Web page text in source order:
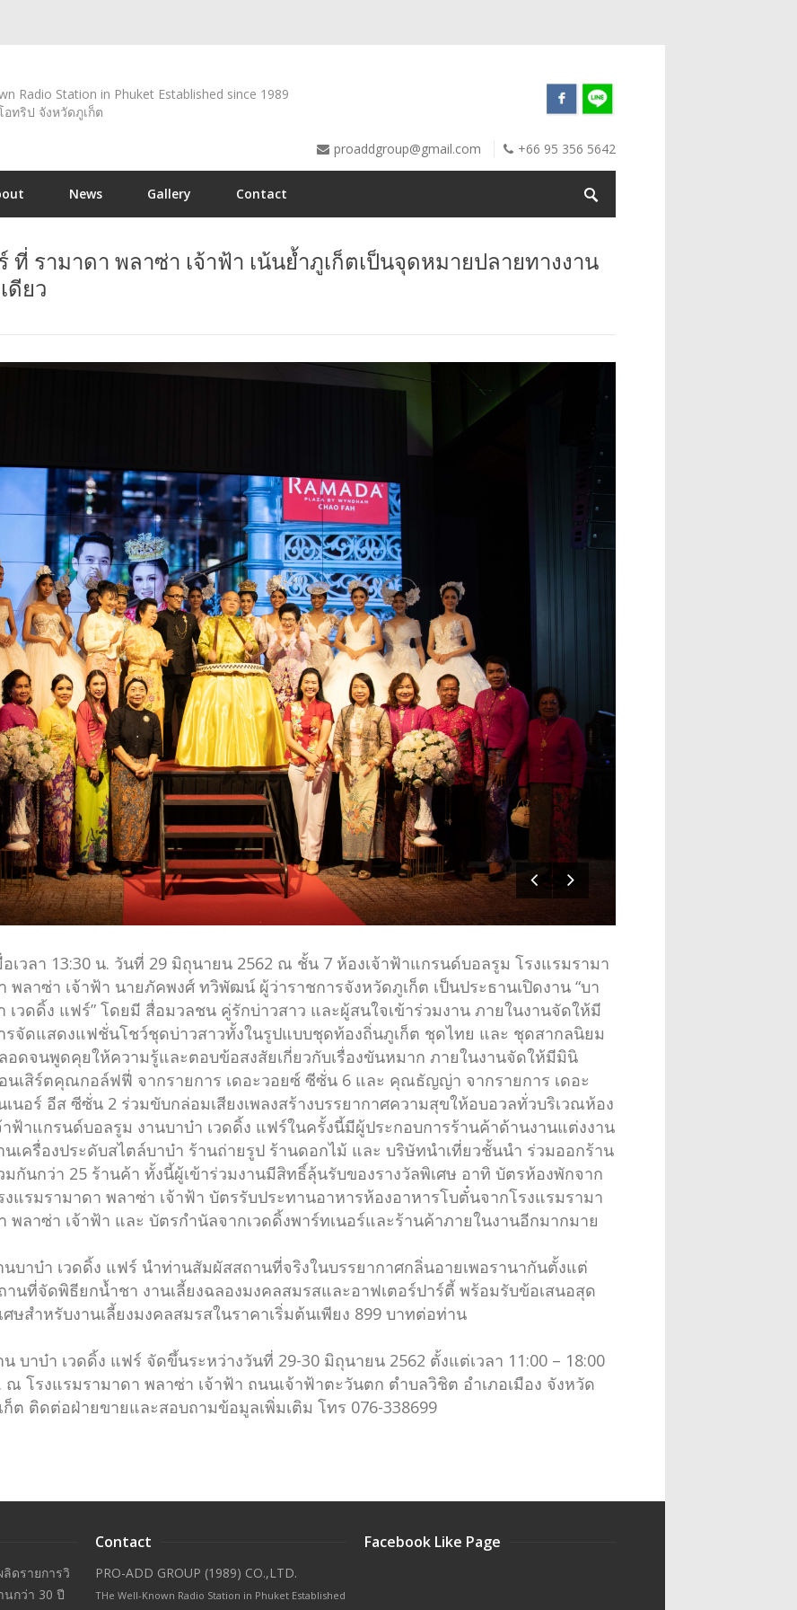
Radio Station in Phuket Established since 1989
ทริป จังหวัดภูเก็ต
proaddgroup@gmail.com +66 95 356 5642
News Gallery Contact
ที่ รามาดา พลาซ่า เจ้าฟ้า เน้นย้ำภูเก็ตเป็นจุดหมายปลายทางงาน
ดียว
อเวลา 13:30 น. วันที่ 29 มิถุนายน 2562 ณ ชั้น 7 ห้องเจ้าฟ้าแกรนด์บอลรูม โรงแรมรามา
พลาซ่า เจ้าฟ้า นายภัคพงศ์ ทวิพัฒน์ ผู้ว่าราชการจังหวัดภูเก็ต เป็นประธานเปิดงาน “บา
เวดดิ้ง แฟร์” โดยมี สื่อมวลชน คู่รักบ่าวสาว และผู้สนใจเข้าร่วมงาน ภายในงานจัดให้มี
รจัดแสดงแฟชั่นโชว์ชุดบ่าวสาวทั้งในรูปแบบชุดท้องถิ่นภูเก็ต ชุดไทย และ ชุดสากลนิยม
อดจนพูดคุยให้ความรู้และตอบข้อสงสัยเกี่ยวกับเรื่องขันหมาก ภายในงานจัดให้มีมินิ
นเสิร์ตคุณกอล์ฟฟี่ จากรายการ เดอะวอยซ์ ซีซั่น 6 และ คุณธัญญ่า จากรายการ เดอะ
เนอร์ อีส ซีซั่น 2 ร่วมขับกล่อมเสียงเพลงสร้างบรรยากาศความสุขให้อบอวลทั่วบริเวณห้อง
าฟ้าแกรนด์บอลรูม งานบาบ๋า เวดดิ้ง แฟร์ในครั้งนี้มีผู้ประกอบการร้านค้าด้านงานแต่งงาน
นเครื่องประดับสไตล์บาบ๋า ร้านถ่ายรูป ร้านดอกไม้ และ บริษัทนำเที่ยวชั้นนำ ร่วมออกร้าน
มกันกว่า 25 ร้านค้า ทั้งนี้ผู้เข้าร่วมงานมีสิทธิ์ลุ้นรับของรางวัลพิเศษ อาทิ บัตรห้องพักจาก
งแรมรามาดา พลาซ่า เจ้าฟ้า บัตรรับประทานอาหารห้องอาหารโบตั๋นจากโรงแรมรามา
พลาซ่า เจ้าฟ้า และ บัตรกำนัลจากเวดดิ้งพาร์ทเนอร์และร้านค้าภายในงานอีกมากมาย
นบาบ๋า เวดดิ้ง แฟร์ นำท่านสัมผัสสถานที่จริงในบรรยากาศกลิ่นอายเพอรานากันตั้งแต่
านที่จัดพิธียกน้ำชา งานเลี้ยงฉลองมงคลสมรสและอาฟเตอร์ปาร์ตี้ พร้อมรับข้อเสนอสุด
ศษสำหรับงานเลี้ยงมงคลสมรสในราคาเริ่มต้นเพียง 899 บาทต่อท่าน
น บาบ๋า เวดดิ้ง แฟร์ จัดขึ้นระหว่างวันที่ 29-30 มิถุนายน 2562 ตั้งแต่เวลา 11:00 – 18:00
ณ โรงแรมรามาดา พลาซ่า เจ้าฟ้า ถนนเจ้าฟ้าตะวันตก ตำบลวิชิต อำเภอเมือง จังหวัด
ก็ต ติดต่อฝ่ายขายและสอบถามข้อมูลเพิ่มเติม โทร 076-338699
ดรายการวิ
กว่า 30 ปี
Contact
PRO-ADD GROUP (1989) CO.,LTD.
THe Well-Known Radio Station in Phuket Established
Facebook Like Page